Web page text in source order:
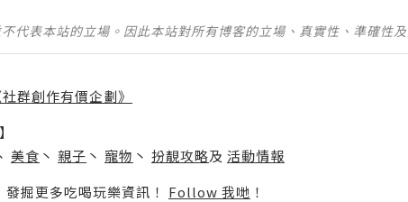
代表本站的立場。因此本站對所有博客的立場、真實性、準確性
群創作有價企劃》
美食 丶 親子 丶 寵物 丶 扮靚攻略及 活動情報
掘更多吃喝玩樂資訊！ Follow 我哋 ！